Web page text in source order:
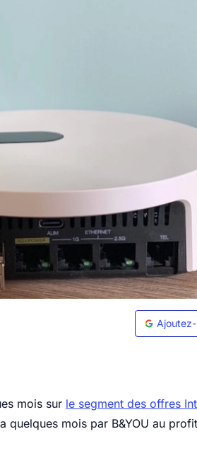
mois sur le segment des offres
quelques mois par B&YOU au